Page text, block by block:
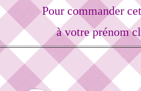
Pour commander
à votre prénom